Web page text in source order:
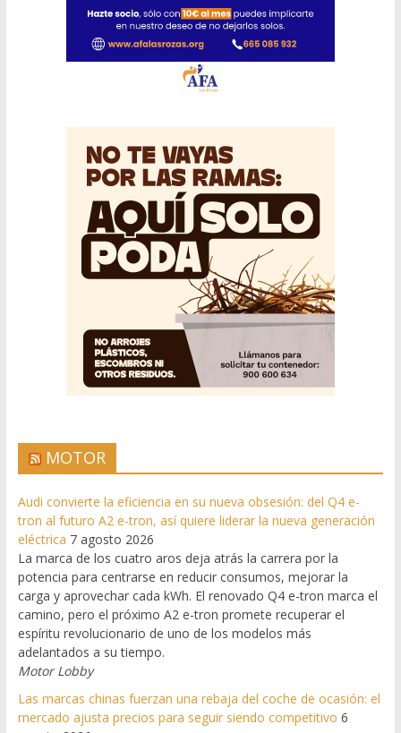
MOTOR
Audi convierte la eficiencia en su nueva obsesión: del Q4 e-
tron al futuro A2 e-tron, así quiere liderar la nueva generación
eléctrica 7 agosto 2026
La marca de los cuatro aros deja atrás la carrera por la
potencia para centrarse en reducir consumos, mejorar la
carga y aprovechar cada kWh. El renovado Q4 e-tron marca el
camino, pero el próximo A2 e-tron promete recuperar el
espíritu revolucionario de uno de los modelos más
adelantados a su tiempo.
Motor Lobby
Las marcas chinas fuerzan una rebaja del coche de ocasión: el
mercado ajusta precios para seguir siendo competitivo 6